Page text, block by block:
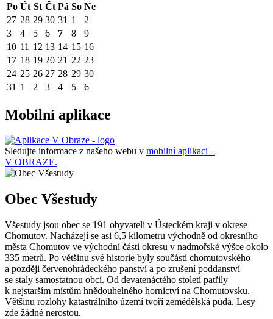
Po Út St Čt Pá So Ne
27 28 29 30 31 1
2
3
4 5 6 7 8
9
10 11 12 13 14 15 16
17 18 19 20 21 22 23
24 25 26 27 28 29 30
31 1 2 3 4 5 6
Mobilní aplikace
Sledujte informace z našeho webu v mobilní aplikaci –
V OBRAZE.
Obec Všestudy
Všestudy jsou obec se 191 obyvateli v Ústeckém kraji v okrese
Chomutov. Nacházejí se asi 6,5 kilometru východně od okresního
města Chomutov ve východní části okresu v nadmořské výšce okolo
335 metrů. Po většinu své historie byly součástí chomutovského
a později červenohrádeckého panství a po zrušení poddanství
se staly samostatnou obcí. Od devatenáctého století patřily
k nejstarším místům hnědouhelného hornictví na Chomutovsku.
Většinu rozlohy katastrálního území tvoří zemědělská půda. Lesy
zde žádné nerostou.